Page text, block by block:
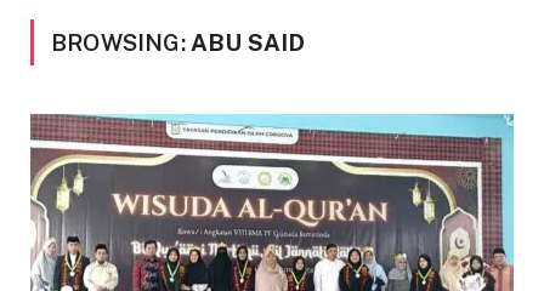
BROWSING: ABU SAID